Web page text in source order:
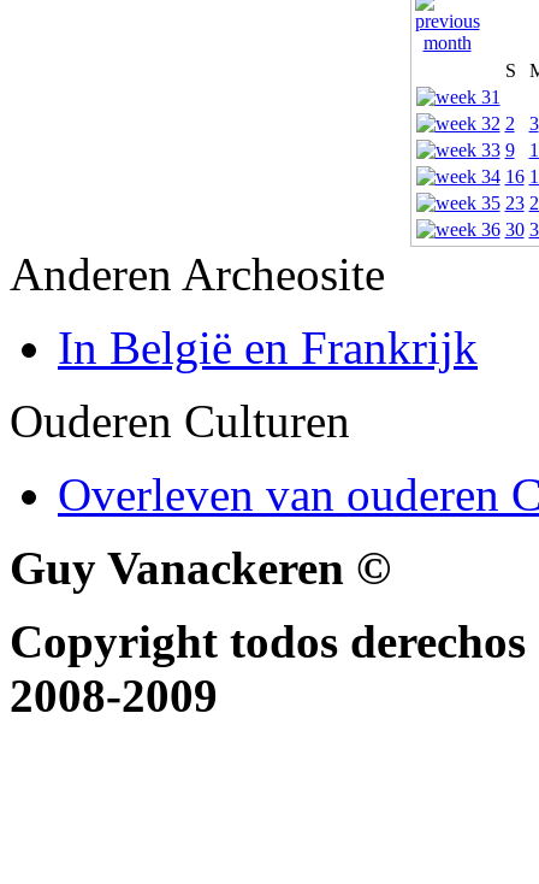
S
2
3
9
16
23
30
Anderen Archeosite
In België en Frankrijk
Ouderen Culturen
Overleven van ouderen
Guy Vanackeren ©
Copyright todos
2008-2009